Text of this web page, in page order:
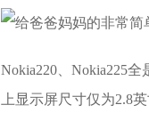
Nokia220、Nokia225
上显示屏尺寸仅为2.8